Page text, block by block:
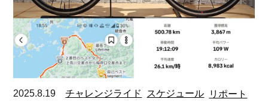
2025.8.19 チャレンジライド スケジュール
リポート